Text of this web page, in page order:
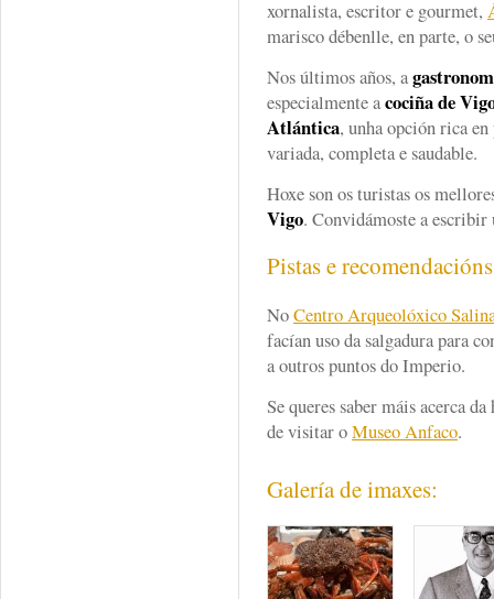
xornalista, escritor e gourmet,
marisco débenlle, en parte, o
Nos últimos años, a
especialmente acociña de
Atlántica, unha opción rica
variada, completa e saudable.
Hoxe son os turistas os
Vigo. Convidámoste a
Pistas e
NoCentro Arqueolóxico
facían uso da salgadura para
a outros puntos do Imperio.
Se queres saber máis acerca
de visitar oMuseo Anfaco.
Galería de imaxes: